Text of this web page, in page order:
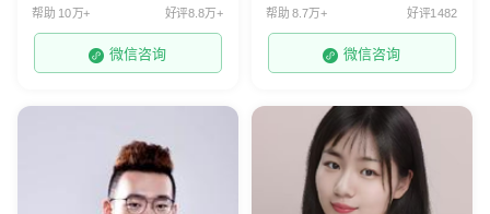
帮助 10万+ 好评8.8万+
微信咨询
帮助 8.7万+ 好评1482
微信咨询